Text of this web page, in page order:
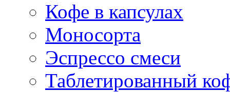
Кофе в капсулах
Моносорта
Эспрессо смеси
Таблетированный